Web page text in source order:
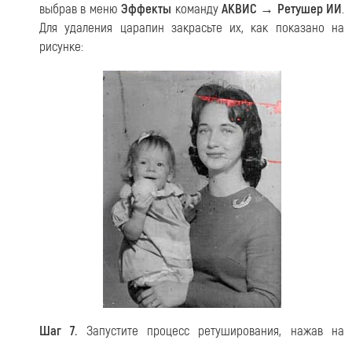
выбрав в менюЭффекты командуАКВИС → Ретушер ИИ.
Для удаления царапин закрасьте их, как показано на
рисунке:
Шаг 7. Запустите процесс ретуширования, нажав на